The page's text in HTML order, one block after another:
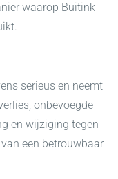
waarop Buitink
serieus en neemt
onbevoegde
en wijziging tegen
een betrouwbaar